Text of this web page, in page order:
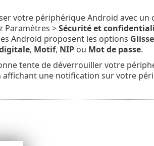
votre périphérique Android avec
Paramètres >Sécurité et
Android proposent les options
, Motif, NIPou Mot de passe.
tente de déverrouiller votre
affichant une notification sur votre